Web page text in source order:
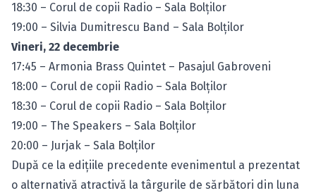
18:30 – Corul de copii Radio – Sala Bolţilor
19:00 – Silvia Dumitrescu Band – Sala Bolţilor
Vineri, 22 decembrie
17:45 – Armonia Brass Quintet – Pasajul Gabroveni
18:00 – Corul de copii Radio – Sala Bolţilor
18:30 – Corul de copii Radio – Sala Bolţilor
19:00 – The Speakers – Sala Bolţilor
20:00 – Jurjak – Sala Bolţilor
După ce la ediţiile precedente evenimentul a prezentat
o alternativă atractivă la târgurile de sărbători din luna